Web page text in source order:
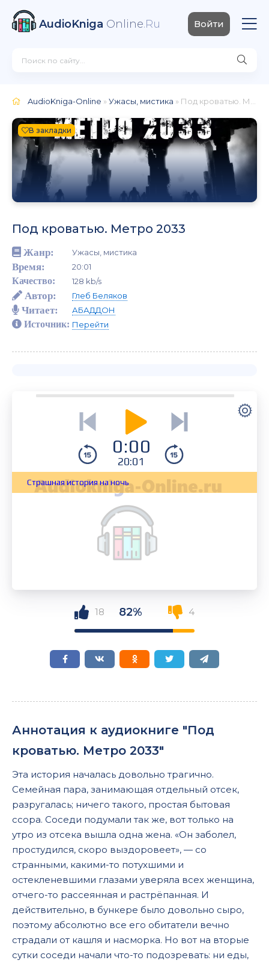
AudioKniga Online.Ru Войти
AudioKniga-Online »Ужасы, мистика » Под кроватью. Метро 2033
В закладки
Под кроватью. Метро 2033
Жанр: Ужасы, мистика
Время:
20:01
Качество:
128 kb/s
Автор: Глеб Беляков
Читает:
АБАДДОН
Источник: Перейти
0:00
20:01
Страшная история на ночь
18 82% 4
Аннотация к аудиокниге "Под
кроватью. Метро 2033"
Эта история началась довольно трагично.
Семейная пара, занимающая отдельный отсек,
разругалась; ничего такого, простая бытовая
ссора. Соседи подумали так же, вот только на
утро из отсека вышла одна жена. «Он заболел,
простудился, скоро выздоровеет», — со
странными, какими-то потухшими и
остекленевшими глазами уверяла всех женщина,
отчего-то рассеянная и растрёпанная. И
действительно, в бункере было довольно сыро,
поэтому абсолютно все его обитатели вечно
страдали от кашля и насморка. Но вот на вторые
сутки соседи начали что-то подозревать: ни еды,